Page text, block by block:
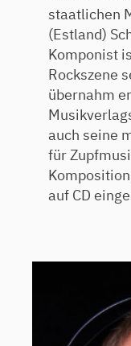
staatlichen
(Estland)
Komponist
Rockszene
übernahm
auch seine
für
auf CD